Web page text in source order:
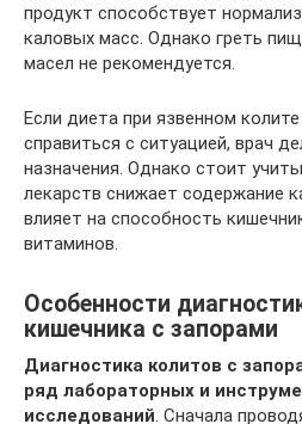
продукт способствует
каловых масс. Однако греть
масел не рекомендуется.
Если диета при язвенном
справиться с ситуацией, врач
назначения. Однако стоит
лекарств снижает содержание
влияет на способность
витаминов.
Особенности
кишечника с запорами
Диагностика колитов с
ряд лабораторных и
исследований . Сначала